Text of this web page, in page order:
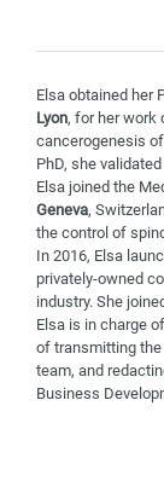
Elsa obtained her
Lyon, for her work
cancerogenesis
PhD, she
Elsa joined the
Geneva,
the control of
In 2016, Elsa
privately-owned
industry. She
Elsa is in charge
of transmitting the
team, and
Business